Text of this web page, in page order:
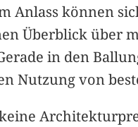
Anlass können
Überblick über
in den
Nutzung von